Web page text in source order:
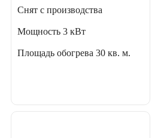
Снят с производства
Мощность 3 кВт
Площадь обогрева 30 кв. м.